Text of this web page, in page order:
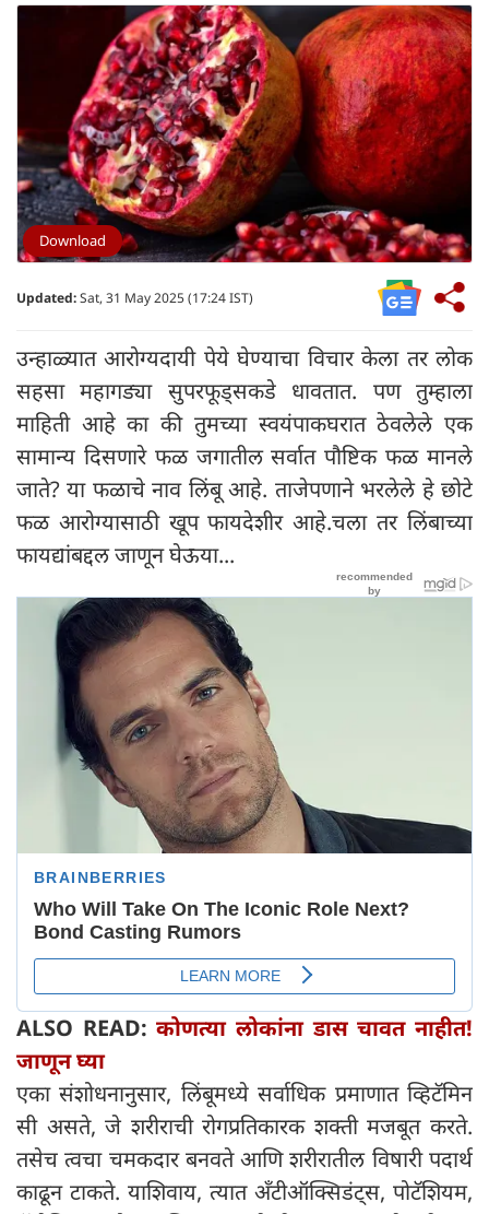
Download
Updated:Sat, 31 May 2025 (17:24 IST)
उन्हाळ्यात आरोग्यदायी पेये घेण्याचा विचार केला तर लोक
सहसा महागड्या सुपरफूड्सकडे धावतात. पण तुम्हाला
माहिती आहे का की तुमच्या स्वयंपाकघरात ठेवलेले एक
सामान्य दिसणारे फळ जगातील सर्वात पौष्टिक फळ मानले
जाते? या फळाचे नाव लिंबू आहे. ताजेपणाने भरलेले हे छोटे
फळ आरोग्यासाठी खूप फायदेशीर आहे.चला तर लिंबाच्या
फायद्यांबद्दल जाणून घेऊया...
ALSO READ:कोणत्या लोकांना डास चावत नाहीत!
जाणून घ्या
एका संशोधनानुसार, लिंबूमध्ये सर्वाधिक प्रमाणात व्हिटॅमिन
सी असते, जे शरीराची रोगप्रतिकारक शक्ती मजबूत करते.
तसेच त्वचा चमकदार बनवते आणि शरीरातील विषारी पदार्थ
काढून टाकते. याशिवाय, त्यात अँटीऑक्सिडंट्स, पोटॅशियम,